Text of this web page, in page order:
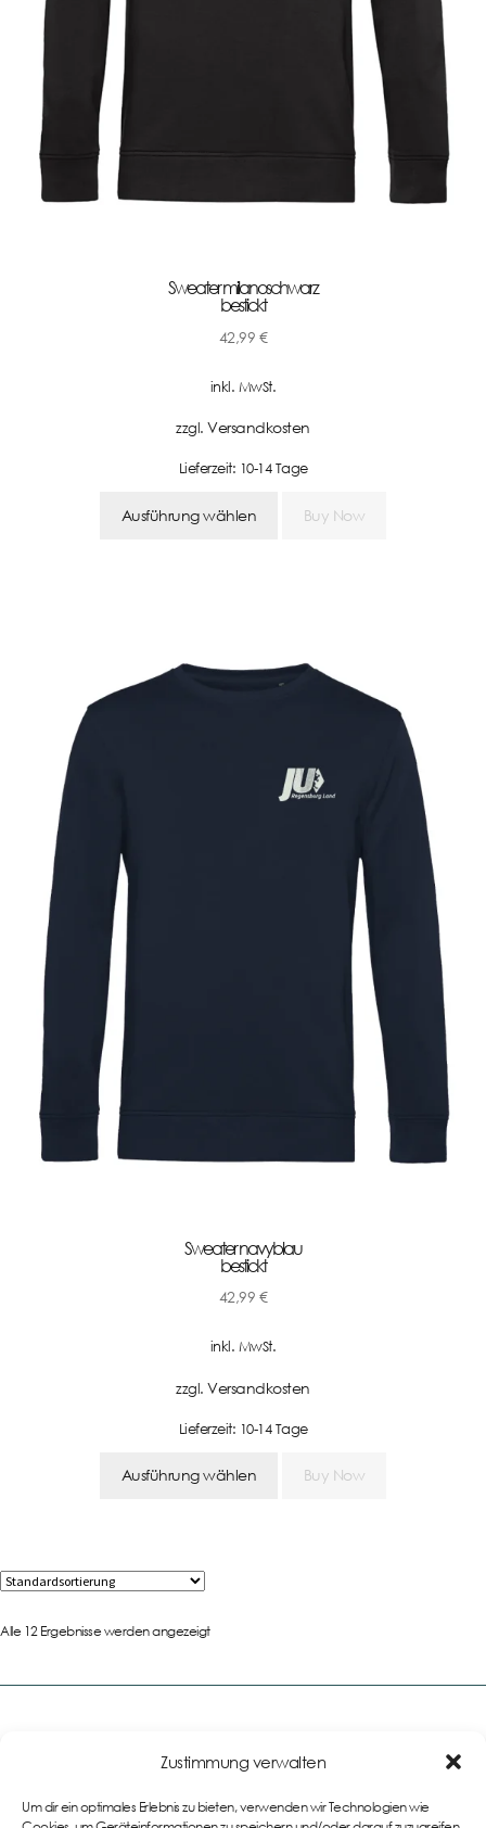
Zustimmung verwalten
Um dir ein optimales Erlebnis zu bieten, verwenden wir Technologien wie
Sweater milanoschwarz
bestickt
42,99 €
inkl. MwSt.
zzgl.Versandkosten
Lieferzeit: 10-14 Tage
Ausführung wählen Buy Now
Sweater navyblau
bestickt
42,99 €
inkl. MwSt.
zzgl.Versandkosten
Lieferzeit: 10-14 Tage
Ausführung wählen Buy Now
Alle 12 Ergebnisse werden angezeigt
Impressum